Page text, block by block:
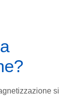
si